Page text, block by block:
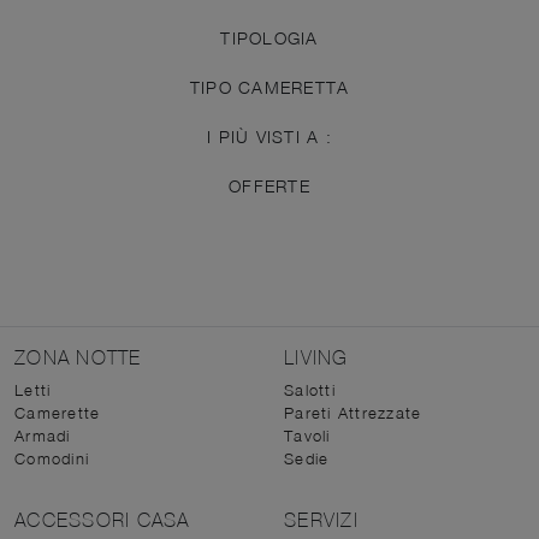
TIPOLOGIA
TIPO CAMERETTA
I PIÙ VISTI A :
OFFERTE
ZONA NOTTE
Letti
Camerette
Armadi
Comodini
LIVING
Salotti
Pareti Attrezzate
Tavoli
Sedie
ACCESSORI CASA SERVIZI